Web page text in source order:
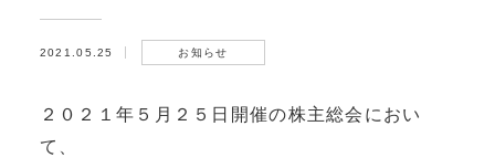
2021.05.25 お知らせ
２０２１年５月２５日開催の株主総会におい
て、